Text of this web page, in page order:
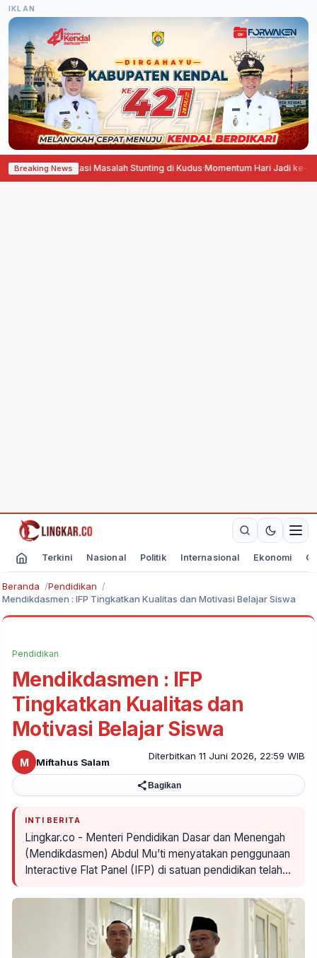
IKLAN
Breaking News
Atasi Masalah Stunting di Kudus· Momentum Hari Jadi ke-703,
Terkini Nasional Politik Internasional Ekonomi
Beranda
Pendidikan
Mendikdasmen : IFP Tingkatkan Kualitas dan Motivasi Belajar Siswa
Pendidikan
Mendikdasmen : IFP
Tingkatkan Kualitas dan
Motivasi Belajar Siswa
M Miftahus Salam
Diterbitkan 11 Juni 2026, 22:59 WIB
Bagikan
INTI BERITA
Lingkar.co - Menteri Pendidikan Dasar dan Menengah
(Mendikdasmen) Abdul Mu’ti menyatakan penggunaan
Interactive Flat Panel (IFP) di satuan pendidikan telah…